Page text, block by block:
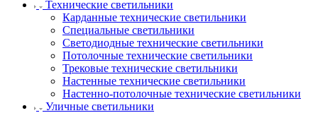
Технические светильники
Карданные технические светильники
Специальные светильники
Светодиодные технические светильники
Потолочные технические светильники
Трековые технические светильники
Настенные технические светильники
Настенно-потолочные технические светильники
Уличные светильники